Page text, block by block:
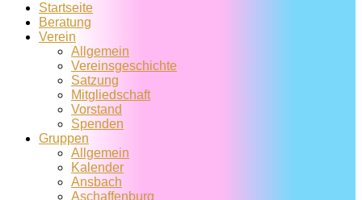
Startseite
Beratung
Verein
Allgemein
Vereins­geschichte
Satzung
Mitglied­schaft
Vorstand
Spenden
Gruppen
Allgemein
Kalender
Ansbach
Aschaffenburg